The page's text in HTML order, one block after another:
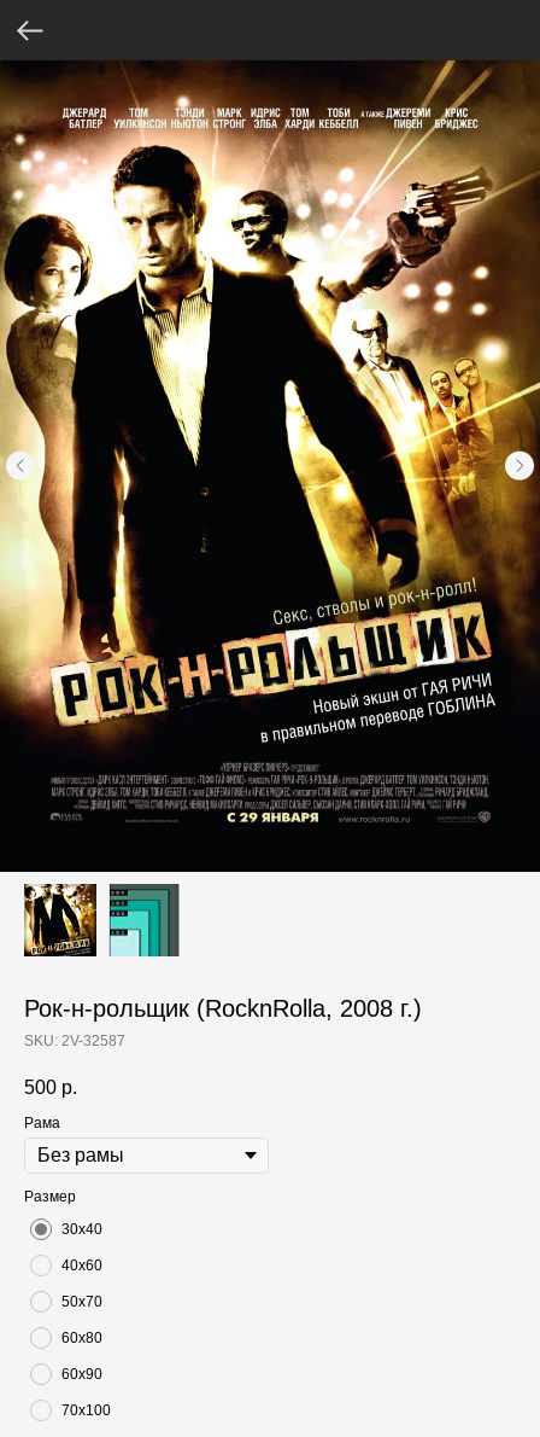
Рок-н-рольщик (RocknRolla, 2008 г.)
SKU: 2V-32587
500 р.
Рама
Размер
30х40
40х60
50х70
60х80
60х90
70х100